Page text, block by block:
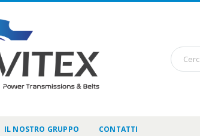
IL NOSTRO GRUPPO CONTATTI